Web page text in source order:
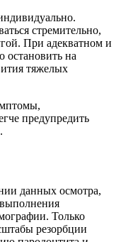
стремительно,
При адекватном и
остановить на
тяжелых
предупредить
данных осмотра,
Только
резорбции